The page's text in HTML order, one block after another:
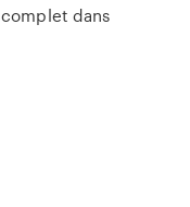
complet dans